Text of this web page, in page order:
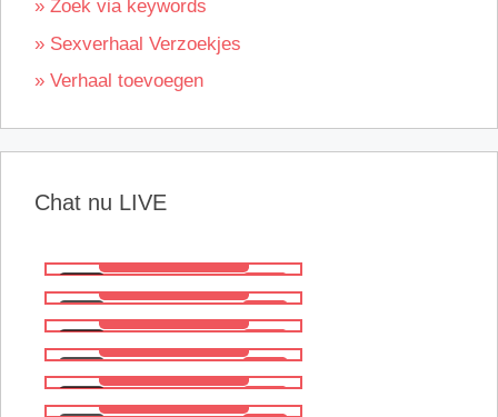
» Zoek via keywords
» Sexverhaal Verzoekjes
» Verhaal toevoegen
Chat nu LIVE